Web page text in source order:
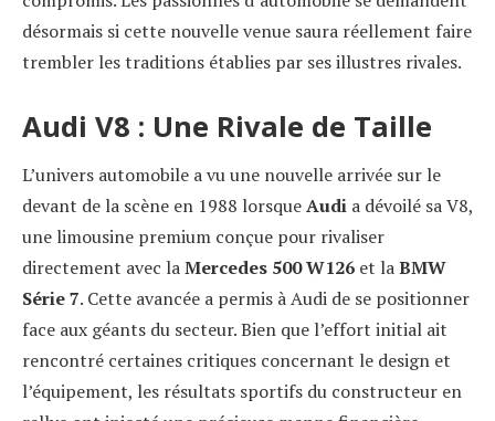
désormais si cette nouvelle venue saura réellement faire
trembler les traditions établies par ses illustres rivales.
Audi V8 : Une Rivale de Taille
L’univers automobile a vu une nouvelle arrivée sur le
devant de la scène en 1988 lorsqueAudi a dévoilé sa V8,
une limousine premium conçue pour rivaliser
directement avec laMercedes 500 W126 et laBMW
Série 7. Cette avancée a permis à Audi de se positionner
face aux géants du secteur. Bien que l’effort initial ait
rencontré certaines critiques concernant le design et
l’équipement, les résultats sportifs du constructeur en